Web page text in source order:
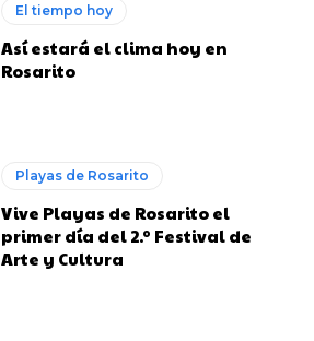
El tiempo hoy
Así estará el clima hoy en
Rosarito
Playas de Rosarito
Vive Playas de Rosarito el
primer día del 2.º Festival de
Arte y Cultura